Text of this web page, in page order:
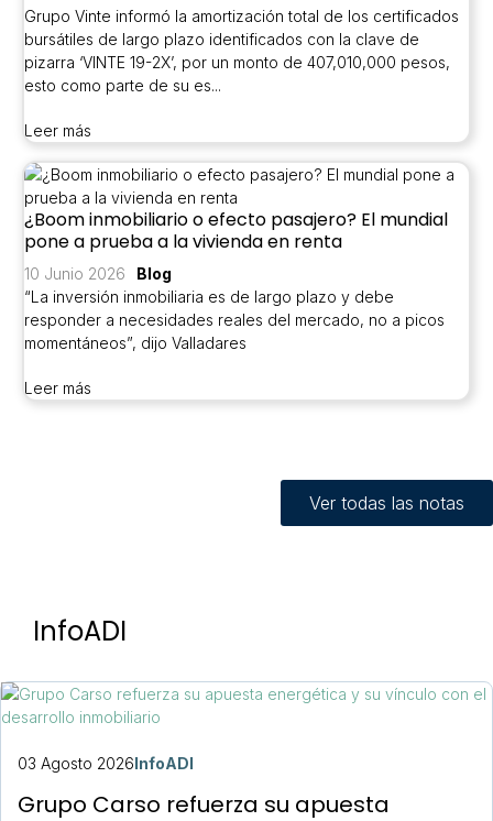
Grupo Vinte informó la amortización total de los certificados
bursátiles de largo plazo identificados con la clave de
pizarra ‘VINTE 19-2X’, por un monto de 407,010,000 pesos,
esto como parte de su es...
Leer más
¿Boom inmobiliario o efecto pasajero? El mundial
pone a prueba a la vivienda en renta
10 Junio 2026
Blog
“La inversión inmobiliaria es de largo plazo y debe
responder a necesidades reales del mercado, no a picos
momentáneos”, dijo Valladares
Leer más
Ver todas las notas
InfoADI
Grupo Carso refuerza su apuesta
03 Agosto 2026InfoADI